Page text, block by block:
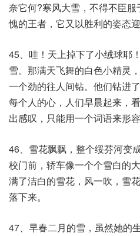
奈它何?寒风大雪，不得不臣
愧的王者，它又以胜利的姿态迎
45、哇！天上掉下了小绒球耶
雪。那满天飞舞的白色小精灵
一个劲的往人间钻。他们钻进
每个人的心，人们早晨起来，
出感叹，只能用一个词语来形容
46、雪花飘飘，整个绥芬河变
校门前，轿车像一个个雪白的
满了洁白的雪花，风一吹，雪
落下来。
47、早春二月的雪，虽然她的